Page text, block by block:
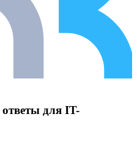
для IT-